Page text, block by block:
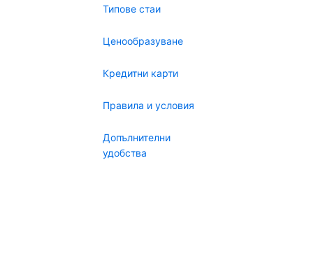
Типове стаи
Ценообразуване
Кредитни карти
Правила и условия
Допълнителни
удобства